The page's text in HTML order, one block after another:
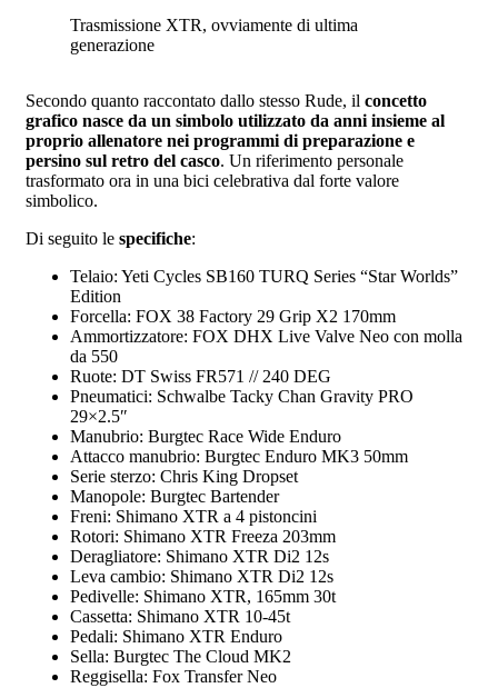
Trasmissione XTR, ovviamente di ultima
generazione
Secondo quanto raccontato dallo stesso Rude, il concetto
grafico nasce da un simbolo utilizzato da anni insieme al
proprio allenatore nei programmi di preparazione e
persino sul retro del casco. Un riferimento personale
trasformato ora in una bici celebrativa dal forte valore
simbolico.
Di seguito le specifiche:
Telaio: Yeti Cycles SB160 TURQ Series “Star Worlds”
Edition
Forcella: FOX 38 Factory 29 Grip X2 170mm
Ammortizzatore: FOX DHX Live Valve Neo con molla
da 550
Ruote: DT Swiss FR571 // 240 DEG
Pneumatici: Schwalbe Tacky Chan Gravity PRO
29×2.5″
Manubrio: Burgtec Race Wide Enduro
Attacco manubrio: Burgtec Enduro MK3 50mm
Serie sterzo: Chris King Dropset
Manopole: Burgtec Bartender
Freni: Shimano XTR a 4 pistoncini
Rotori: Shimano XTR Freeza 203mm
Deragliatore: Shimano XTR Di2 12s
Leva cambio: Shimano XTR Di2 12s
Pedivelle: Shimano XTR, 165mm 30t
Cassetta: Shimano XTR 10-45t
Pedali: Shimano XTR Enduro
Sella: Burgtec The Cloud MK2
Reggisella: Fox Transfer Neo